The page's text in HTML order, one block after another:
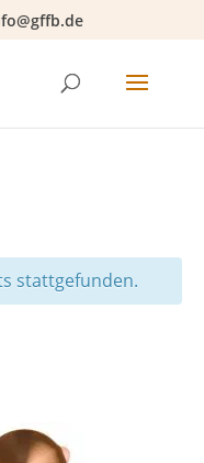
stattgefunden.